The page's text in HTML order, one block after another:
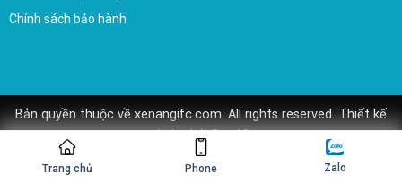
Chính sách bảo hành
Bản quyền thuộc về xenangifc.com. All rights reserved.Thiết kế
websitebởiSeo Viet
Trang chủ Phone Zalo